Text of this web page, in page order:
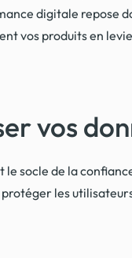
digitale repose
vos produits en
vos
le socle de la
les